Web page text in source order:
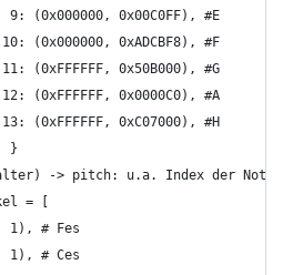
9: (0x000000, 0x00C0FF), #E
(0x000000, 0xADCBF8), #F
(0xFFFFFF, 0x50B000), #G
(0xFFFFFF, 0x0000C0), #A
(0xFFFFFF, 0xC07000), #H
}
-> pitch: u.a. Index der
= [
1), # Fes
1), # Ces